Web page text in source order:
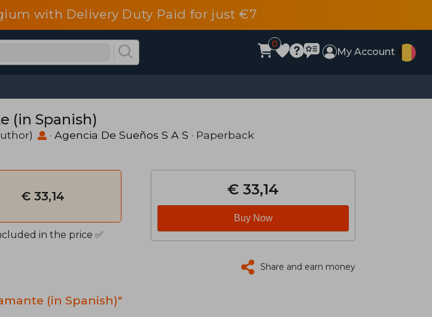
with Delivery Duty Paid for just €7
0
My Account
(in Spanish)
· Agencia De Sueños S A S · Paperback
€ 33,14
in the price ✅
€ 33,14
Buy Now
Share and earn money
(in Spanish)"